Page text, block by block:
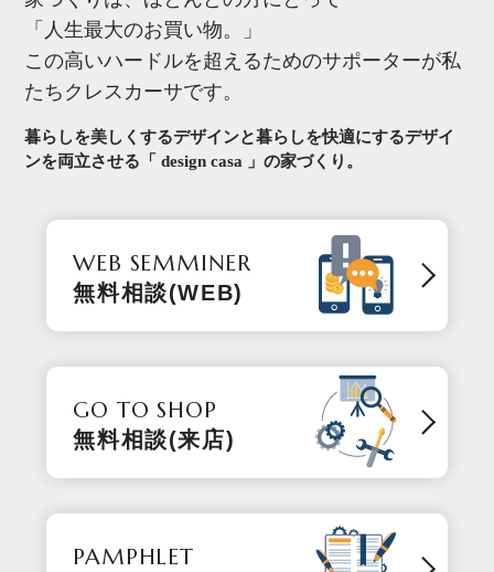
「人生最大のお買い物。」
この高いハードルを超えるためのサポーターが私
たちクレスカーサです。
暮らしを美しくするデザインと暮らしを快適にするデザイ
ンを両立させる「 design casa 」の家づくり。
WEB SEMMINER
無料相談(WEB)
GO TO SHOP
無料相談(来店)
PAMPHLET